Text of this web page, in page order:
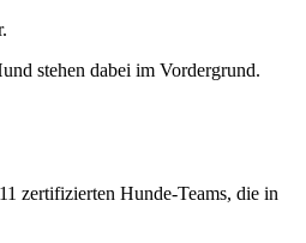
stehen dabei im Vordergrund.
zertifizierten Hunde-Teams, die in